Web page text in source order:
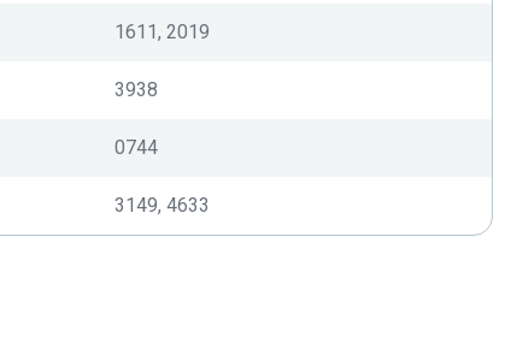
1611, 2019
3938
0744
3149, 4633